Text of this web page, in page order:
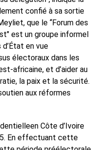
confié à sa sortie
que le ‘‘Forum des
est un groupe informel
en vue
électoraux dans les
africaine, et d’aider au
la paix et la sécurité.
aux réformes
Côte d’Ivoire
En effectuant cette